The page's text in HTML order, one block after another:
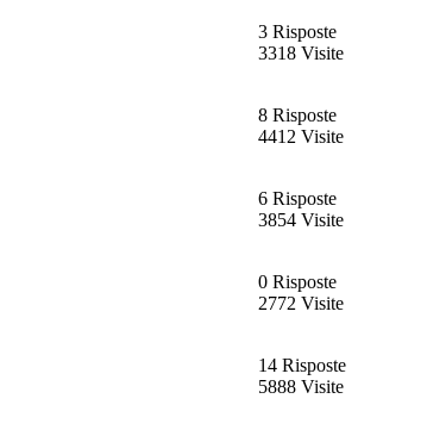
3 Risposte
3318 Visite
8 Risposte
4412 Visite
6 Risposte
3854 Visite
0 Risposte
2772 Visite
14 Risposte
5888 Visite